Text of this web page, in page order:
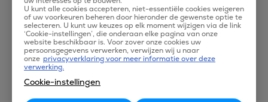
Star Alliance
LOT Polish Airlines is lid van de Star Alliance, een
wereldwijd netwerk van samenwerkende
luchtvaartmaatschappijen.
U kunt alle cookies accepteren, niet-essentiële cookies weigeren
of uw voorkeuren beheren door hieronder de gewenste optie te
selecteren. U kunt uw keuzes op elk moment wijzigen via de link
‘Cookie-instellingen’, die onderaan elke pagina van onze
website beschikbaar is. Voor zover onze cookies uw
persoonsgegevens verwerken, verwijzen wij u naar
onze privacyverklaring voor meer informatie over deze
verwerking.
Cookie-instellingen